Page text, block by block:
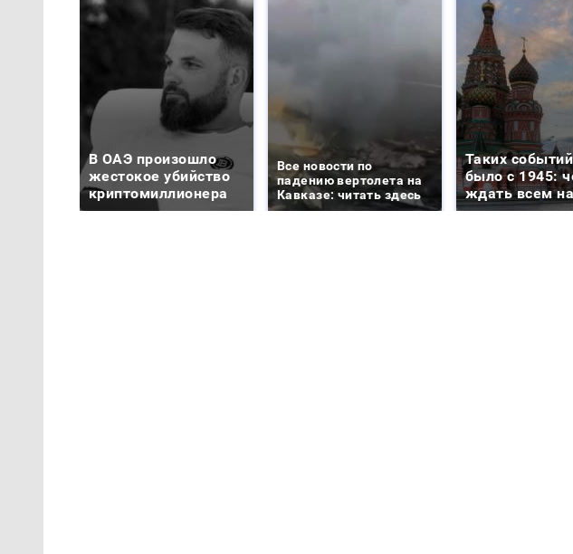
В ОАЭ произошло
жестокое убийство
криптомиллионера
Все новости по
падению вертолета на
Кавказе: читать здесь
Таких
было с 1945:
ждать всем